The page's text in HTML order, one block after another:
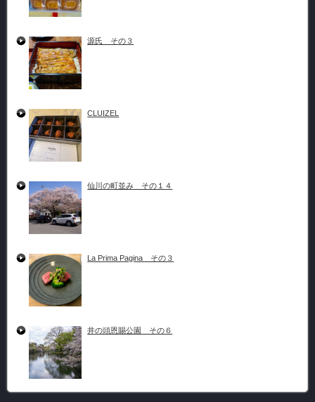
源氏 その３
CLUIZEL
仙川の町並み その１４
La Prima Pagina その３
井の頭恩賜公園 その６